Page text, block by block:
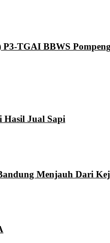
TGAI BBWS
Hasil Jual Sapi
Menjauh Dari